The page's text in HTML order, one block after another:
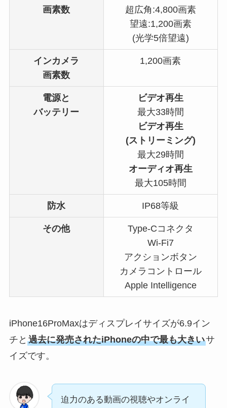
画素数
超広角:4,800画素
望遠:1,200画素
(光学5倍望遠)
インカメラ
画素数
1,200画素
電源と
バッテリー
ビデオ再生
最大33時間
ビデオ再生
(ストリーミング)
最大29時間
オーディオ再生
最大105時間
防水 IP68等級
その他
Type-Cコネクタ
Wi-Fi7
アクションボタン
カメラコントロール
Apple Intelligence
iPhone16ProMaxはディスプレイサイズが6.9イン
チと 過去に発売されたiPhoneの中で最も大きいサ
イズです。
迫力のある動画の視聴やオンライ